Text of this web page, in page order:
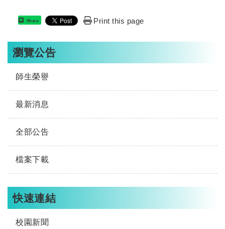
Share Print this page
瀏覽公告
師生榮譽
最新消息
全部公告
檔案下載
快速連結
校園新聞